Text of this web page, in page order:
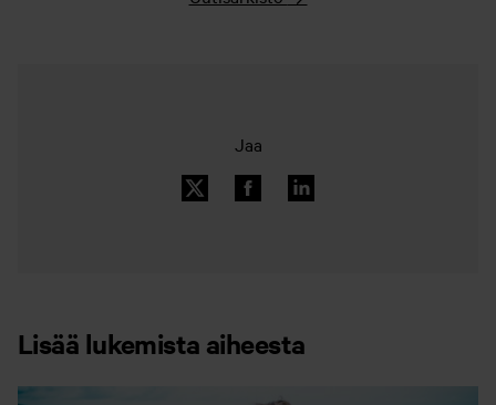
Jaa
Lisää lukemista aiheesta